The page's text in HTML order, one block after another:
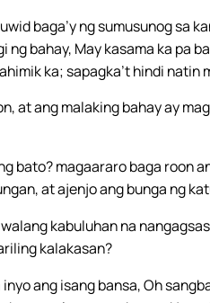
baga’y ng sumusunog sa
bahay, May kasama ka pa
ka; sapagka’t hindi
at ang malaking bahay ay
bato? magaararo baga roon
at ajenjo ang bunga ng
kabuluhan na
kalakasan?
ang isang bansa, Oh